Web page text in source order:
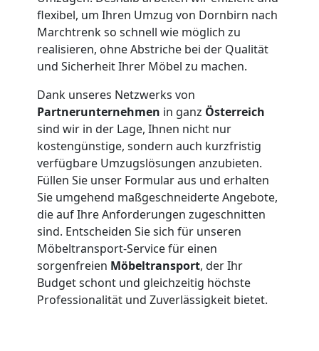
flexibel, um Ihren Umzug von Dornbirn nach
Marchtrenk so schnell wie möglich zu
realisieren, ohne Abstriche bei der Qualität
und Sicherheit Ihrer Möbel zu machen.
Dank unseres Netzwerks von
Partnerunternehmen in ganz Österreich
sind wir in der Lage, Ihnen nicht nur
kostengünstige, sondern auch kurzfristig
verfügbare Umzugslösungen anzubieten.
Füllen Sie unser Formular aus und erhalten
Sie umgehend maßgeschneiderte Angebote,
die auf Ihre Anforderungen zugeschnitten
sind. Entscheiden Sie sich für unseren
Möbeltransport-Service für einen
sorgenfreien Möbeltransport, der Ihr
Budget schont und gleichzeitig höchste
Professionalität und Zuverlässigkeit bietet.
Möbeltransport
National
Möbeltransport
International
Beiladung
National
Beiladung